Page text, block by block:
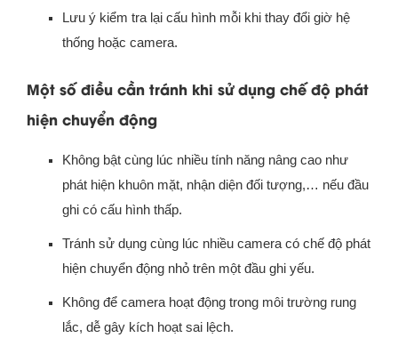
Lưu ý kiểm tra lại cấu hình mỗi khi thay đổi giờ hệ
thống hoặc camera.
Một số điều cần tránh khi sử dụng chế độ phát
hiện chuyển động
Không bật cùng lúc nhiều tính năng nâng cao như
phát hiện khuôn mặt, nhận diện đối tượng,… nếu đầu
ghi có cấu hình thấp.
Tránh sử dụng cùng lúc nhiều camera có chế độ phát
hiện chuyển động nhỏ trên một đầu ghi yếu.
Không để camera hoạt động trong môi trường rung
lắc, dễ gây kích hoạt sai lệch.